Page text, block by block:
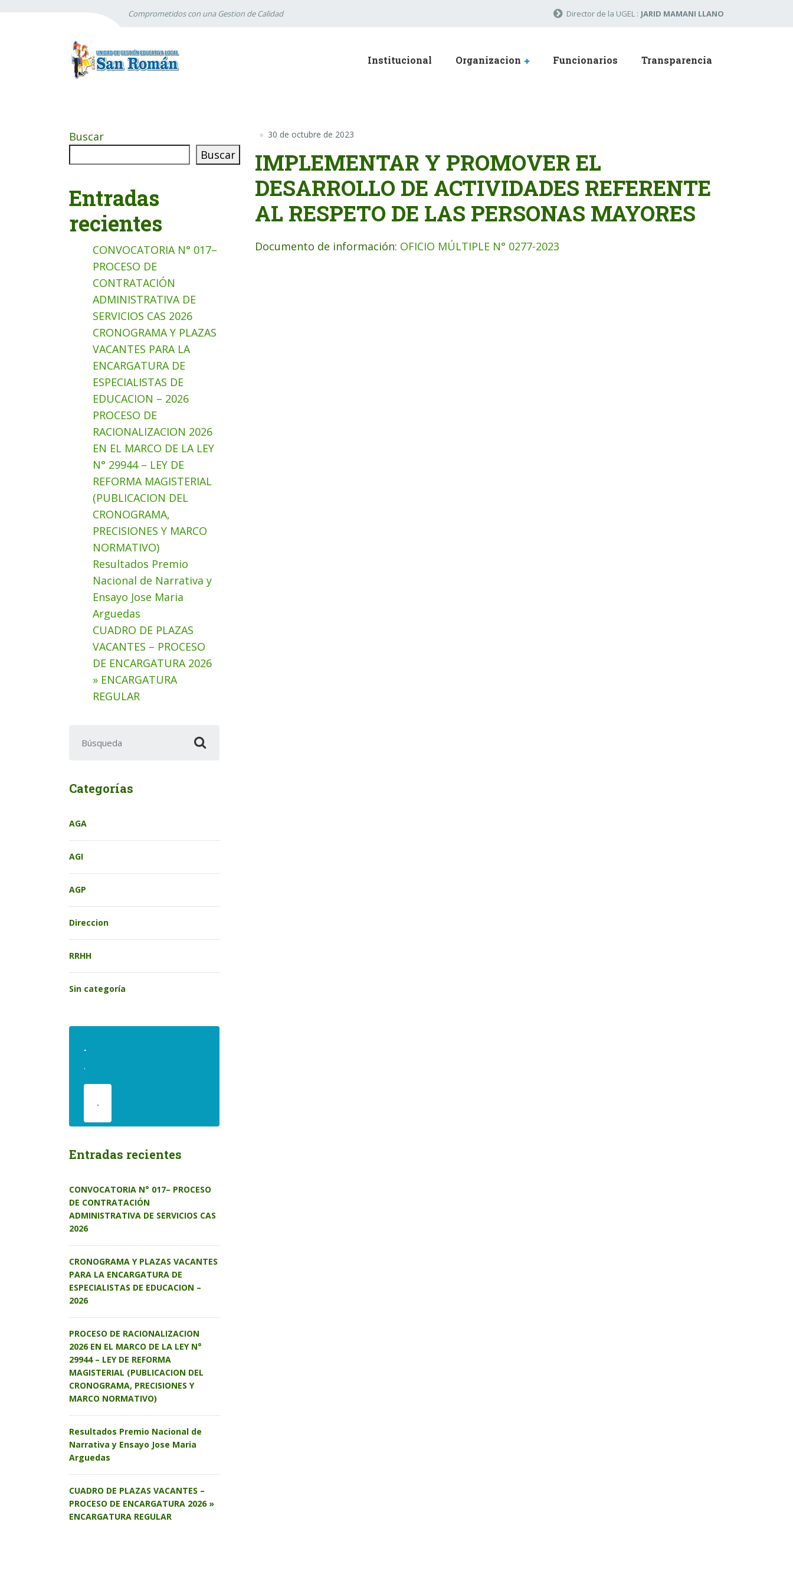
Comprometidos con una Gestion de Calidad Director de la UGEL : JARID MAMANI LLANO
Institucional Organizacion Funcionarios Transparencia
30 de octubre de 2023
IMPLEMENTAR Y PROMOVER EL
DESARROLLO DE ACTIVIDADES REFERENTE
AL RESPETO DE LAS PERSONAS MAYORES
Documento de información: OFICIO MÚLTIPLE N° 0277-2023
Buscar
Buscar
Entradas
recientes
CONVOCATORIA N° 017–
PROCESO DE
CONTRATACIÓN
ADMINISTRATIVA DE
SERVICIOS CAS 2026
CRONOGRAMA Y PLAZAS
VACANTES PARA LA
ENCARGATURA DE
ESPECIALISTAS DE
EDUCACION – 2026
PROCESO DE
RACIONALIZACION 2026
EN EL MARCO DE LA LEY
N° 29944 – LEY DE
REFORMA MAGISTERIAL
(PUBLICACION DEL
CRONOGRAMA,
PRECISIONES Y MARCO
NORMATIVO)
Resultados Premio
Nacional de Narrativa y
Ensayo Jose Maria
Arguedas
CUADRO DE PLAZAS
VACANTES – PROCESO
DE ENCARGATURA 2026
» ENCARGATURA
REGULAR
Categorías
AGA
AGI
AGP
Direccion
RRHH
Sin categoría
.
.
.
Entradas recientes
CONVOCATORIA N° 017– PROCESO
DE CONTRATACIÓN
ADMINISTRATIVA DE SERVICIOS CAS
2026
CRONOGRAMA Y PLAZAS VACANTES
PARA LA ENCARGATURA DE
ESPECIALISTAS DE EDUCACION –
2026
PROCESO DE RACIONALIZACION
2026 EN EL MARCO DE LA LEY N°
29944 – LEY DE REFORMA
MAGISTERIAL (PUBLICACION DEL
CRONOGRAMA, PRECISIONES Y
MARCO NORMATIVO)
Resultados Premio Nacional de
Narrativa y Ensayo Jose Maria
Arguedas
CUADRO DE PLAZAS VACANTES –
PROCESO DE ENCARGATURA 2026 »
ENCARGATURA REGULAR